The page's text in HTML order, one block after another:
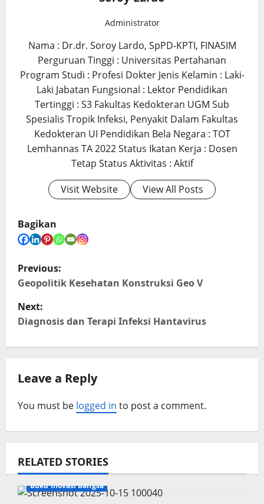
Administrator
Nama : Dr.dr. Soroy Lardo, SpPD-KPTI, FINASIM
Perguruan Tinggi : Universitas Pertahanan
Program Studi : Profesi Dokter Jenis Kelamin : Laki-
Laki Jabatan Fungsional : Lektor Pendidikan
Tertinggi : S3 Fakultas Kedokteran UGM Sub
Spesialis Tropik Infeksi, Penyakit Dalam Fakultas
Kedokteran UI Pendidikan Bela Negara : TOT
Lemhannas TA 2022 Status Ikatan Kerja : Dosen
Tetap Status Aktivitas : Aktif
Visit Website
View All Posts
Bagikan
P
o
s
t
v
i
a
t
i
o
Previous:
Geopolitik Kesehatan Konstruksi Geo V
Next:
Diagnosis dan Terapi Infeksi Hantavirus
Leave a Reply
You must be logged in to post a comment.
RELATED STORIES
Buku Inovasi Bangsa